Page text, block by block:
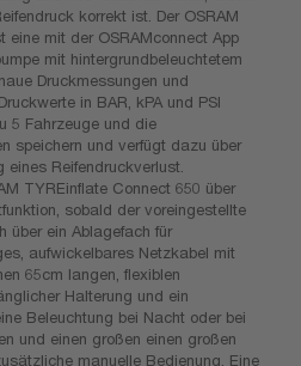
korrekt ist. Der OSRAM
eine mit der OSRAMconnect App
mit hintergrundbeleuchtetem
Druckmessungen und
in BAR, kPA und PSI
5 Fahrzeuge und die
speichern und verfügt dazu über
eines Reifendruckverlust.
TYREinflate Connect 650 über
sobald der voreingestellte
über ein Ablagefach für
aufwickelbares Netzkabel mit
65cm langen, flexiblen
Halterung und ein
Beleuchtung bei Nacht oder bei
und einen großen einen großen
manuelle Bedienung. Eine